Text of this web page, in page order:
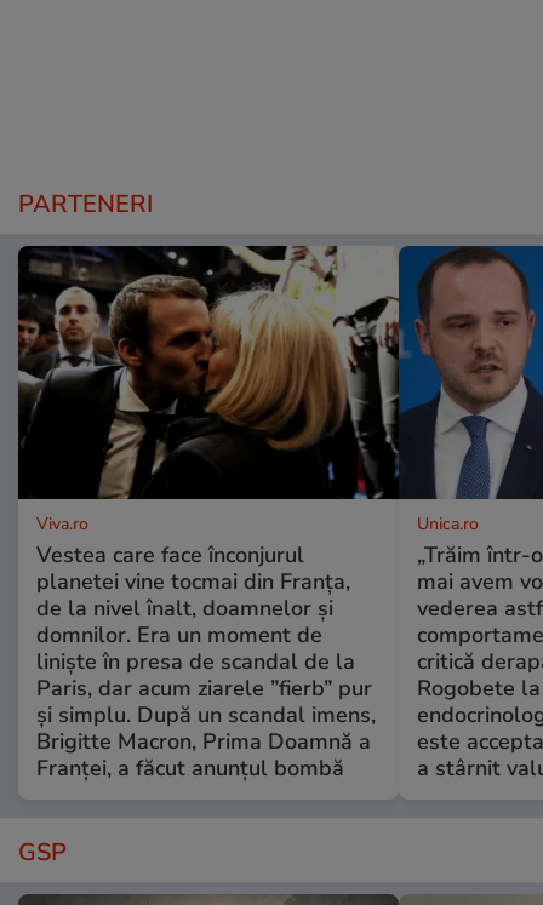
PARTENERI
Viva.ro
Vestea care face înconjurul
planetei vine tocmai din Franța,
de la nivel înalt, doamnelor și
domnilor. Era un moment de
liniște în presa de scandal de la
Paris, dar acum ziarele ”fierb” pur
și simplu. După un scandal imens,
Brigitte Macron, Prima Doamnă a
Franței, a făcut anunțul bombă
Unica.ro
„Trăim într-
mai avem
vederea
critică
Rogobete
este
a stârnit
GSP